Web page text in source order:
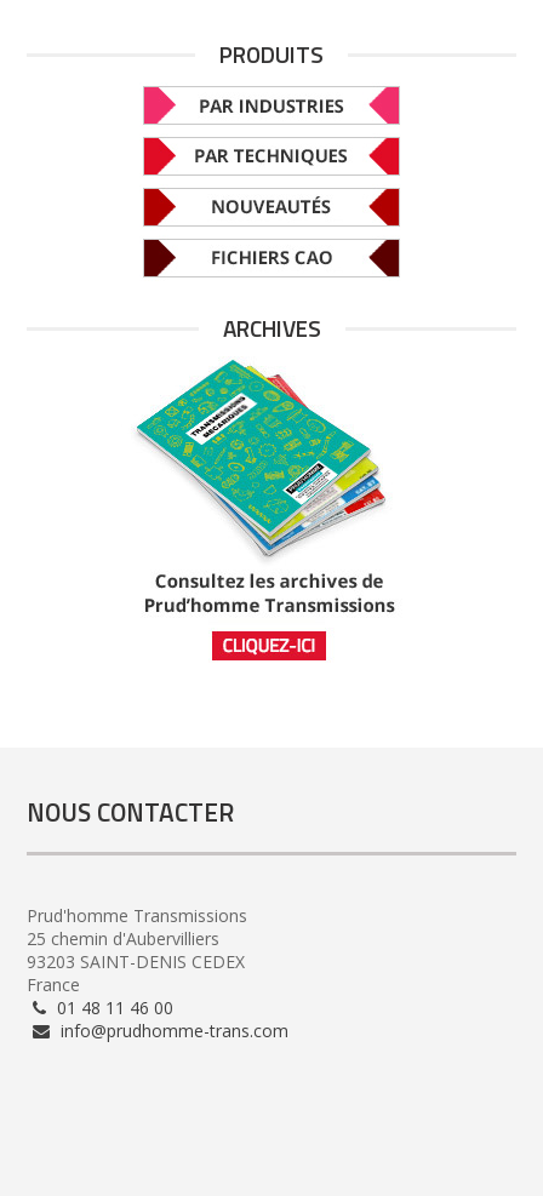
PRODUITS
ARCHIVES
NOUS CONTACTER
Prud'homme Transmissions
25 chemin d'Aubervilliers
93203 SAINT-DENIS CEDEX
France
01 48 11 46 00
info@prudhomme-trans.com